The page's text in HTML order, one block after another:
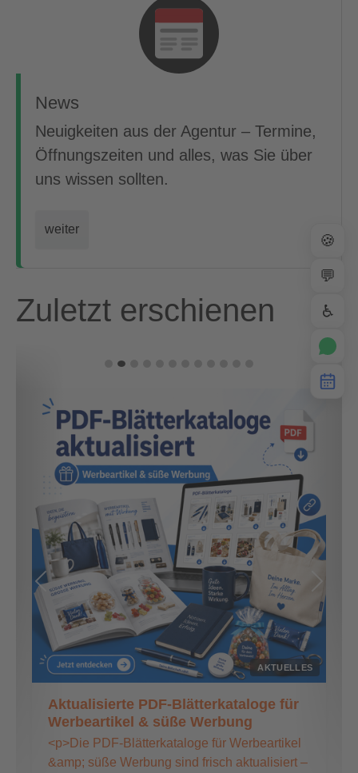
News
Neuigkeiten aus der Agentur – Termine,
Öffnungszeiten und alles, was Sie über
uns wissen sollten.
weiter
Zuletzt erschienen
AKTUELLES
Aktualisierte PDF-Blätterkataloge für
Werbeartikel & süße Werbung
<p>Die PDF-Blätterkataloge für Werbeartikel
&amp; süße Werbung sind frisch aktualisiert –
Previous Next
🍪
💬
♿